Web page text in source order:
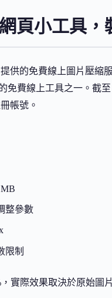
頁小工具，
提供的免費線上圖片壓
免費線上工具之一。截
帳號。
整參數
限制
實際效果取決於原始圖